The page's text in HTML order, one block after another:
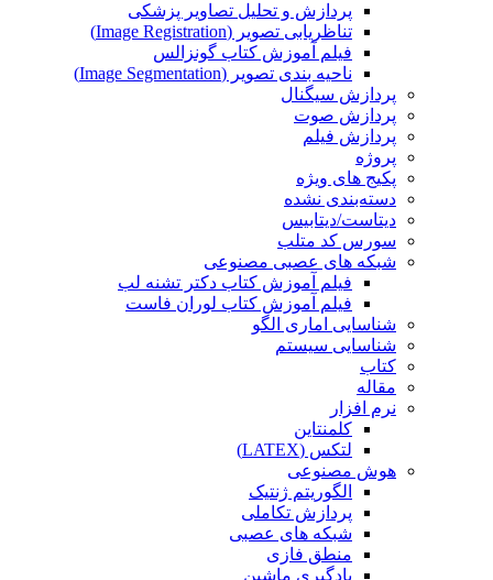
پردازش و تحلیل تصاویر پزشکی
تناظریابی تصویر (Image Registration)
فیلم آموزش کتاب گونزالس
ناحیه بندی تصویر (Image Segmentation)
پردازش سیگنال
پردازش صوت
پردازش فیلم
پروژه
پکیج های ویژه
دسته‌بندی نشده
دیتاست/دیتابیس
سورس کد متلب
شبکه های عصبی مصنوعی
فیلم آموزش کتاب دکتر تشنه لب
فیلم آموزش کتاب لوران فاست
شناسایی اماری الگو
شناسایی سیستم
کتاب
مقاله
نرم افزار
کلمنتاین
لتکس (LATEX)
هوش مصنوعی
الگوریتم ژنتیک
پردازش تکاملی
شبکه های عصبی
منطق فازی
یادگیری ماشین